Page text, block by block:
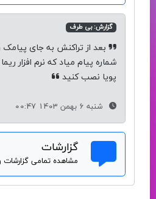
گزارش: بی طرف
بعد از تراکنش به جای پیامک
شماره پیام میاد که نرم افزار
پویا نصب کنید
شنبه 6 بهمن 1403 00:47
گزارشات
مشاهده تمامی